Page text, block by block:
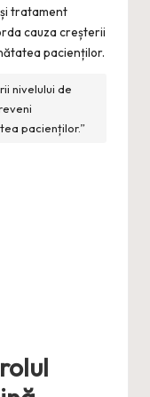
tratament
cauza creșterii
pacienților.
nivelului de
pacienților.”